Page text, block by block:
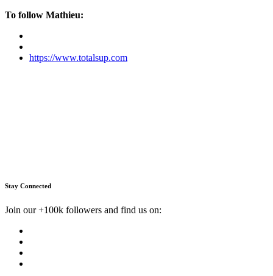
To follow Mathieu:
https://www.totalsup.com
Stay Connected
Join our +100k followers and find us on: